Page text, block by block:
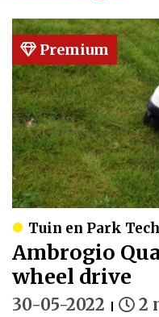
Premium
Tuin en Park
Ambrogio
wheel drive
30-05-2022 2